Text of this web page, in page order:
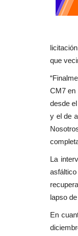
que
CM7 en
desde
y el de
La
lapso
En